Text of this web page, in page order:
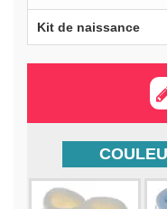
Kit de naissance